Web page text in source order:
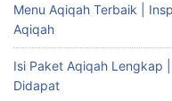
Menu Aqiqah Terbaik |
Aqiqah
Isi Paket Aqiqah Lengkap
Didapat